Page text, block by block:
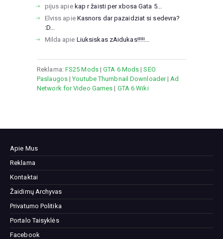
pijus apie kap r žaisti per xbosa Gata 5...
Elviss apie Kasnors dar pazaidziat si sedevra?
:D...
Milda apie Liuksiskas zAidukas!!!!!...
Reklama: FS25 Mods|GTA 6 Mods |SEO
Paslaugos|Youtube Thumbnail Downloader| Ad
Network for Video Games | GTA 6 Wiki
Apie Mus
Reklama
Kontaktai
Žaidimų Archyvas
Privatumo Politika
Portalo Taisyklės
Facebook